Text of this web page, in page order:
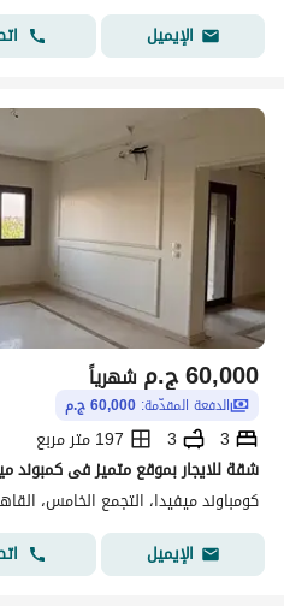
الإيميل
ج.م60,000 شهرياً
الدفعة المقدّمة: 60,000 ج.م
3
3
197 متر مربع
شقة للايجار بموقع متميز فى كمبوند
كومباوند ميفيدا، التجمع الخامس،
الإيميل